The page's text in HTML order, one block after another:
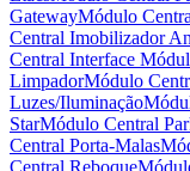
GatewayMódulo
Central Imobilizador
Central Interface
LimpadorMódulo
Luzes/Iluminação
StarMódulo Central
Central Porta-Malas
Central Reboque